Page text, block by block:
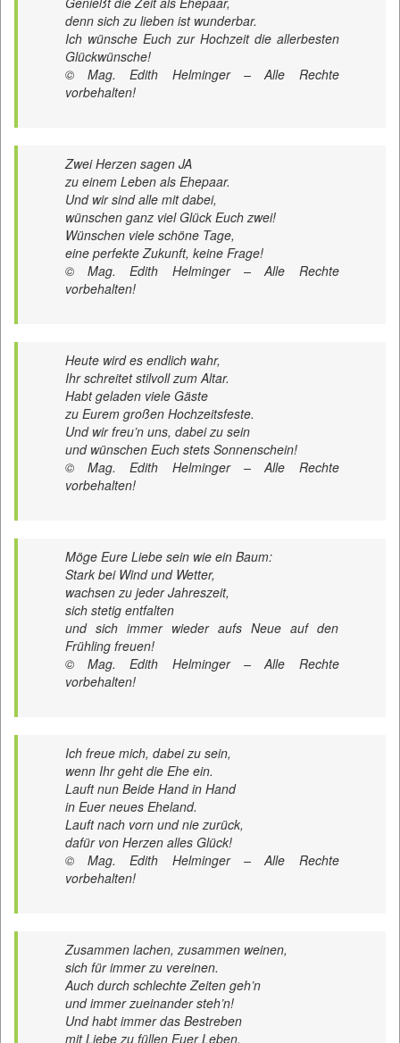
denn sich zu lieben ist wunderbar.
Ich wünsche Euch zur Hochzeit die allerbesten
Glückwünsche!
© Mag. Edith Helminger – Alle Rechte
vorbehalten!
Zwei Herzen sagen JA
zu einem Leben als Ehepaar.
Und wir sind alle mit dabei,
wünschen ganz viel Glück Euch zwei!
Wünschen viele schöne Tage,
eine perfekte Zukunft, keine Frage!
© Mag. Edith Helminger – Alle Rechte
vorbehalten!
Heute wird es endlich wahr,
Ihr schreitet stilvoll zum Altar.
Habt geladen viele Gäste
zu Eurem großen Hochzeitsfeste.
Und wir freu’n uns, dabei zu sein
und wünschen Euch stets Sonnenschein!
© Mag. Edith Helminger – Alle Rechte
vorbehalten!
Möge Eure Liebe sein wie ein Baum:
Stark bei Wind und Wetter,
wachsen zu jeder Jahreszeit,
sich stetig entfalten
und sich immer wieder aufs Neue auf den
Frühling freuen!
© Mag. Edith Helminger – Alle Rechte
vorbehalten!
Ich freue mich, dabei zu sein,
wenn Ihr geht die Ehe ein.
Lauft nun Beide Hand in Hand
in Euer neues Eheland.
Lauft nach vorn und nie zurück,
dafür von Herzen alles Glück!
© Mag. Edith Helminger – Alle Rechte
vorbehalten!
Zusammen lachen, zusammen weinen,
sich für immer zu vereinen.
Auch durch schlechte Zeiten geh’n
und immer zueinander steh’n!
Und habt immer das Bestreben
mit Liebe zu füllen Euer Leben.